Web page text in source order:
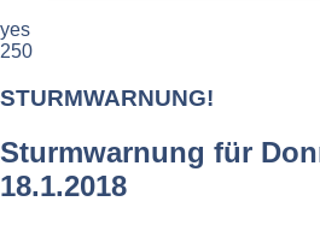
yes
250
STURMWARNUNG!
Sturmwarnung für
18.1.2018